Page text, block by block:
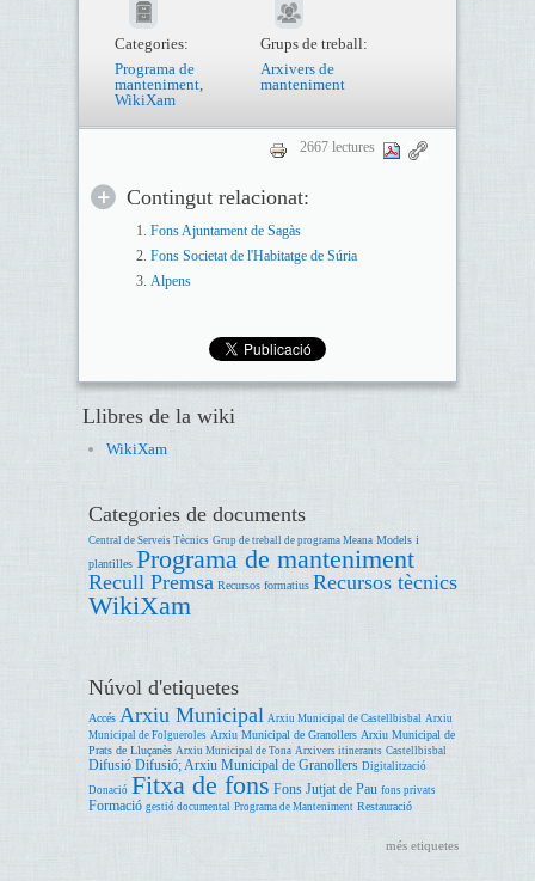
Categories:
Programa de
manteniment,
WikiXam
Grups de treball:
Arxivers de
manteniment
2667 lectures
Contingut relacionat:
Fons Ajuntament de Sagàs
Fons Societat de l'Habitatge de Súria
Alpens
Llibres de la wiki
WikiXam
Categories de documents
Central de Serveis Tècnics Grup de treball de programa Meana Models i
plantilles Programa de manteniment
Recull Premsa Recursos formatius Recursos tècnics
WikiXam
Núvol d'etiquetes
Accés Arxiu Municipal Arxiu Municipal de Castellbisbal Arxiu
Municipal de Folgueroles Arxiu Municipal de Granollers Arxiu Municipal de
Prats de Lluçanès Arxiu Municipal de Tona Arxivers itinerants Castellbisbal
Difusió Difusió; Arxiu Municipal de Granollers Digitalització
Donació Fitxa de fons Fons Jutjat de Pau fons privats
Formació gestió documental Programa de Manteniment Restauració
més etiquetes